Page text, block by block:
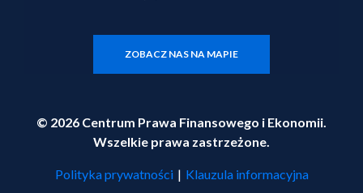
ZOBACZ NAS NA MAPIE
© 2026 Centrum Prawa Finansowego i Ekonomii.
Wszelkie prawa zastrzeżone.
Polityka prywatności | Klauzula informacyjna